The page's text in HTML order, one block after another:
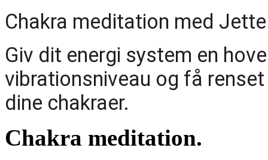
Chakra meditation med
Giv dit energi system en
vibrationsniveau og få
dine chakraer.
Chakra meditation.